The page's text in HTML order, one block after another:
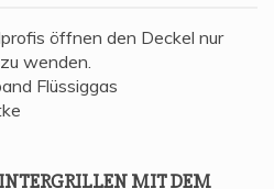
MIT DEM